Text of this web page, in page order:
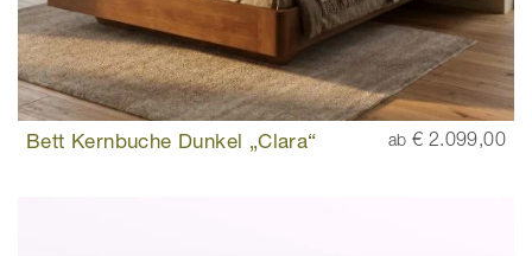
Bett Kernbuche Dunkel „Clara“ ab € 2.099,00